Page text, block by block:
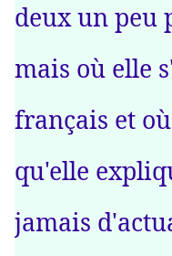
deux un peu
mais où elle
français et
qu'elle
jamais